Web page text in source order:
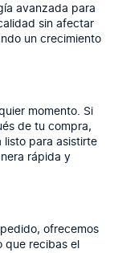
avanzada para
sin afectar
un crecimiento
momento. Si
de tu compra,
listo para asistirte
rápida y
ofrecemos
que recibas el